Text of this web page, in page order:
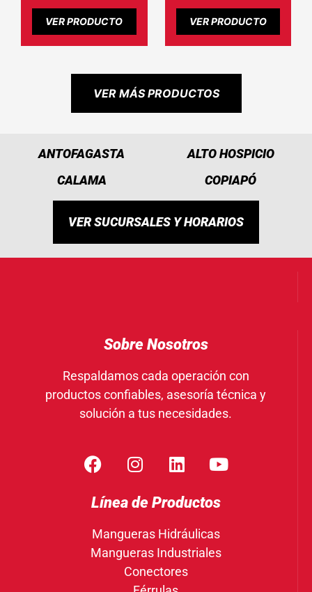
VER PRODUCTO VER PRODUCTO
VER MÁS PRODUCTOS
ANTOFAGASTA
ALTO HOSPICIO
CALAMA
COPIAPÓ
VER SUCURSALES Y HORARIOS
Sobre Nosotros
Respaldamos cada operación con
productos confiables, asesoría técnica y
solución a tus necesidades.
Línea de Productos
Mangueras Hidráulicas
Mangueras Industriales
Conectores